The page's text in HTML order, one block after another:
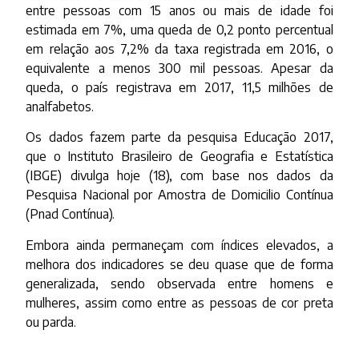
entre pessoas com 15 anos ou mais de idade foi
estimada em 7%, uma queda de 0,2 ponto percentual
em relação aos 7,2% da taxa registrada em 2016, o
equivalente a menos 300 mil pessoas. Apesar da
queda, o país registrava em 2017, 11,5 milhões de
analfabetos.
Os dados fazem parte da pesquisa Educação 2017,
que o Instituto Brasileiro de Geografia e Estatística
(IBGE) divulga hoje (18), com base nos dados da
Pesquisa Nacional por Amostra de Domicilio Contínua
(Pnad Contínua).
Embora ainda permaneçam com índices elevados, a
melhora dos indicadores se deu quase que de forma
generalizada, sendo observada entre homens e
mulheres, assim como entre as pessoas de cor preta
ou parda.